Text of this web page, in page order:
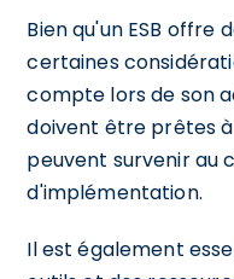
Bien qu'un ESB offre
certaines
compte lors de son
doivent être prêtes
peuvent survenir au
d'implémentation.
Il est également